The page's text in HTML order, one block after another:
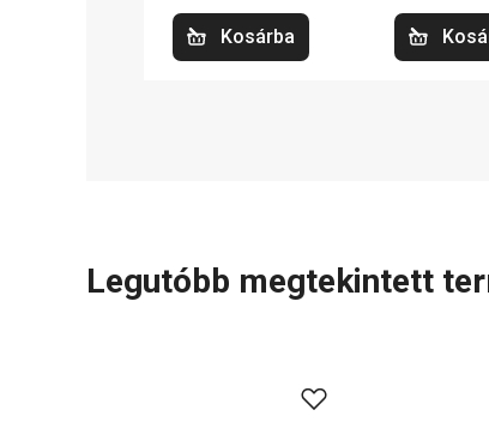
Kosárba
Legutóbb megtekintett